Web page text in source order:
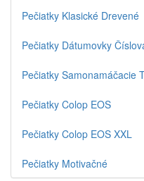
Pečiatky Klasické Drevené
Pečiatky Dátumovky
Pečiatky Samonamáčacie
Pečiatky Colop EOS
Pečiatky Colop EOS XXL
Pečiatky Motivačné